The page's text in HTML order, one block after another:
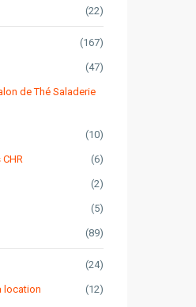
(22)
(167)
(47)
de Thé Saladerie
(10)
(6)
(2)
(5)
(89)
(24)
location (12)